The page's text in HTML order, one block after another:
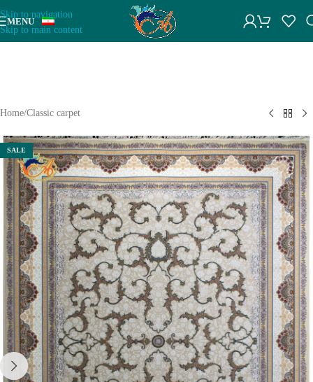
Skip to navigation
Skip to main content
MENU
Home/Classic carpet
SALE
پشتیبانی سایت افرند
طرح فرش‌ها را دارد. در صورت آفلاین بودن، میتوانید با شماره